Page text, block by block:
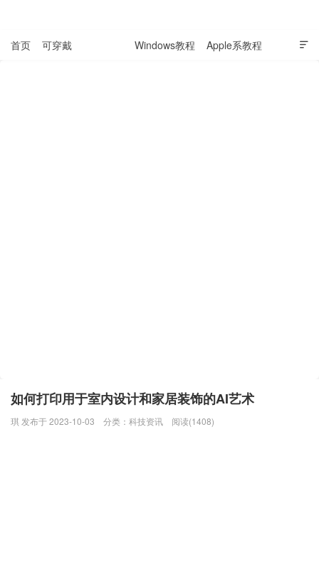

首页 可穿戴 Windows教程 Apple系教程
如何打印用于室内设计和家居装饰的AI艺术
琪 发布于 2023-10-03 分类： 科技资讯 阅读(1408)